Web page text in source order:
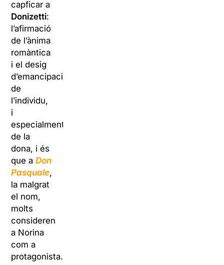
capficar a
Donizetti:
l’afirmació
de l’ànima
romàntica
i el desig
d’emancipació
de
l’individu,
i
especialment
de la
dona, i és
que aDon
Pasquale,
la malgrat
el nom,
molts
consideren
a Norina
com a
protagonista.